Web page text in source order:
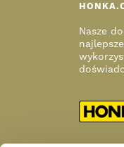
Nasze